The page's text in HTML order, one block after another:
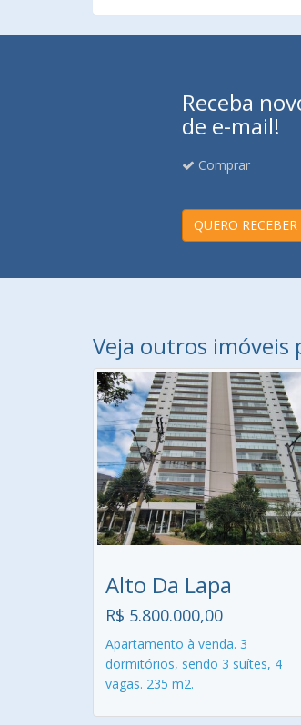
Receba
de e-mail!
Comprar
QUERO
Veja outros imóveis
Alto Da Lapa
R$ 5.800.000,00
Apartamento à venda. 3
dormitórios, sendo 3 suítes, 4
vagas. 235 m2.